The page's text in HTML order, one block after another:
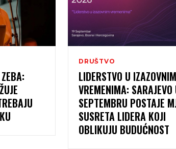
DRUŠTVO
LIDERSTVO U IZAZOVNIM
VREMENIMA: SARAJEVO
SEPTEMBRU POSTAJE
SUSRETA LIDERA KOJI
OBLIKUJU BUDUĆNOST